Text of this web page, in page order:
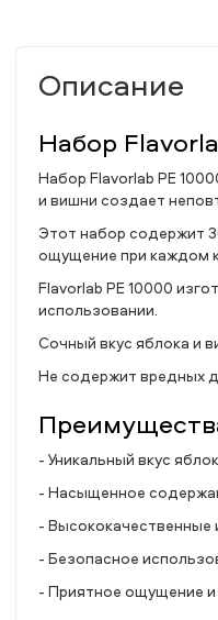
Описание
Набор
Набор Flavorlab PE
и вишни создает
Этот набор содержит
ощущение при каждом
Flavorlab PE 10000
использовании.
Сочный вкус яблока и
Не содержит вредных
- Уникальный вкус
- Насыщенное
-
- Безопасное
- Приятное ощущение